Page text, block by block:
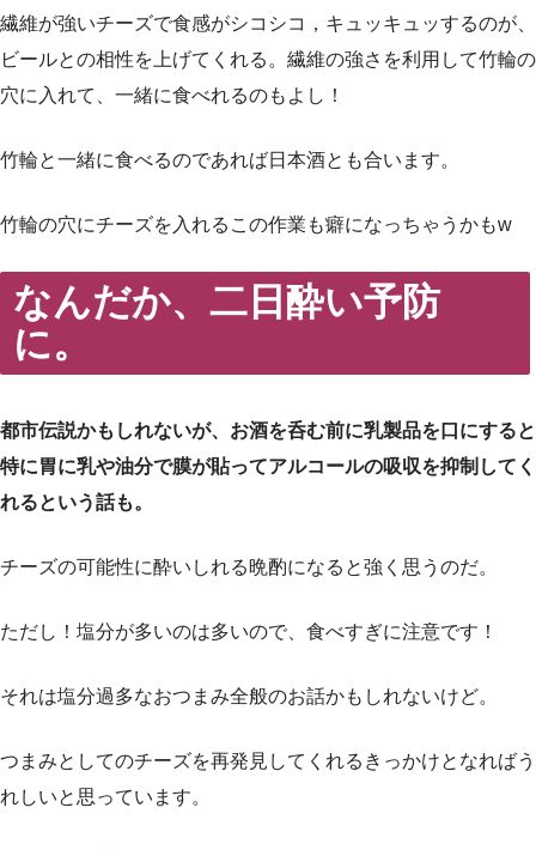
繊維が強いチーズで食感がシコシコ，キュッキュッするのが、
ビールとの相性を上げてくれる。繊維の強さを利用して竹輪の
穴に入れて、一緒に食べれるのもよし！
竹輪と一緒に食べるのであれば日本酒とも合います。
竹輪の穴にチーズを入れるこの作業も癖になっちゃうかもw
なんだか、二日酔い予防
に。
都市伝説かもしれないが、お酒を呑む前に乳製品を口にすると
特に胃に乳や油分で膜が貼ってアルコールの吸収を抑制してく
れるという話も。
チーズの可能性に酔いしれる晩酌になると強く思うのだ。
ただし！塩分が多いのは多いので、食べすぎに注意です！
それは塩分過多なおつまみ全般のお話かもしれないけど。
つまみとしてのチーズを再発見してくれるきっかけとなればう
れしいと思っています。